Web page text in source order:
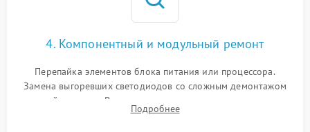
4. Компонентный и модульный ремонт
Перепайка элементов блока питания или процессора.
Замена выгоревших светодиодов со сложным демонтажом
хрупкой матрицы. Восстановление поврежденных дорожек,
прошивка микросхем памяти EEPROM
Подробнее